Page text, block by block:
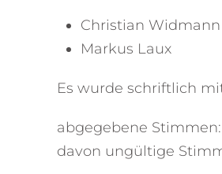
Christian Widmann
Markus Laux
Es wurde schriftlich
abgegebene
davon ungültige